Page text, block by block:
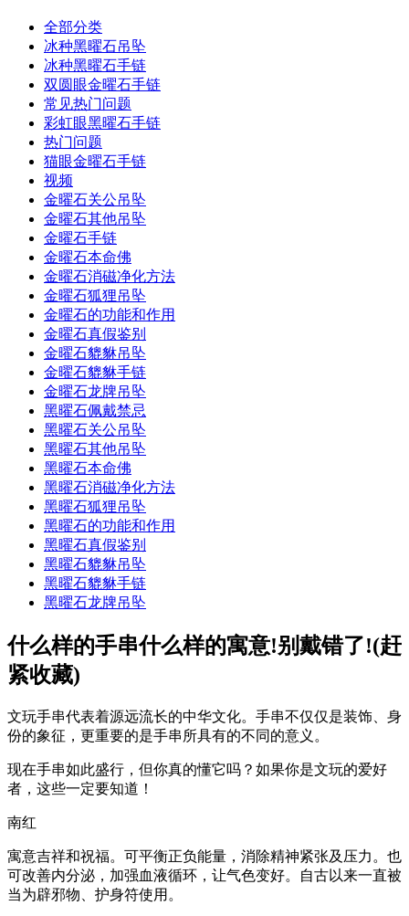
全部分类
冰种黑曜石吊坠
冰种黑曜石手链
双圆眼金曜石手链
常见热门问题
彩虹眼黑曜石手链
热门问题
猫眼金曜石手链
视频
金曜石关公吊坠
金曜石其他吊坠
金曜石手链
金曜石本命佛
金曜石消磁净化方法
金曜石狐狸吊坠
金曜石的功能和作用
金曜石真假鉴别
金曜石貔貅吊坠
金曜石貔貅手链
金曜石龙牌吊坠
黑曜石佩戴禁忌
黑曜石关公吊坠
黑曜石其他吊坠
黑曜石本命佛
黑曜石消磁净化方法
黑曜石狐狸吊坠
黑曜石的功能和作用
黑曜石真假鉴别
黑曜石貔貅吊坠
黑曜石貔貅手链
黑曜石龙牌吊坠
什么样的手串什么样的寓意!别戴错了!(赶
紧收藏)
文玩手串代表着源远流长的中华文化。手串不仅仅是装饰、身
份的象征，更重要的是手串所具有的不同的意义。
现在手串如此盛行，但你真的懂它吗？如果你是文玩的爱好
者，这些一定要知道！
南红
寓意吉祥和祝福。可平衡正负能量，消除精神紧张及压力。也
可改善内分泌，加强血液循环，让气色变好。自古以来一直被
当为辟邪物、护身符使用。